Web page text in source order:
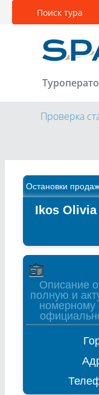
Поиск тура
Проверка
Остановки
Ikos Olivia
Описание
полную и
номерному